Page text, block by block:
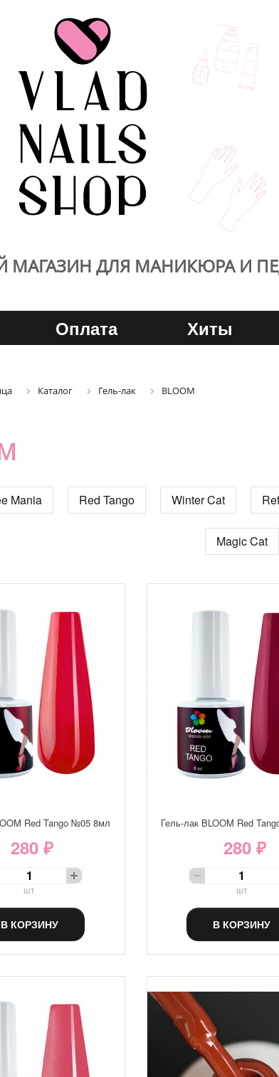
МАГАЗИН ДЛЯ МАНИКЮРА И
Оплата Хиты
Каталог Гель-лак BLOOM
Mania Red Tango Winter Cat
Magic Cat
Red Tango №05 8мл
280 ₽
шт
В КОРЗИНУ
Гель-лак BLOOM Red
280 ₽
шт
В КОРЗИНУ